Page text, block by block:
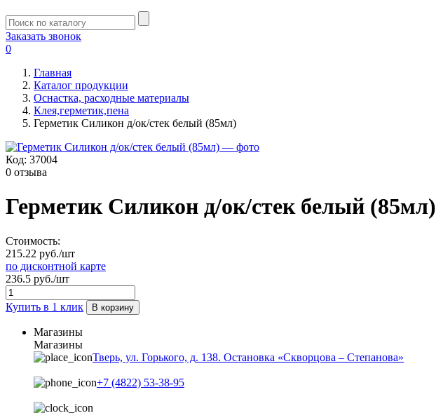
Заказать звонок
0
Главная
Каталог продукции
Оснастка, расходные материалы
Клея,герметик,пена
Герметик Силикон д/ок/стек белый (85мл)
Код: 37004
0 отзыва
Герметик Силикон д/ок/стек белый (85мл)
Стоимость:
215.22 руб./шт
по дисконтной карте
236.5 руб./шт
Купить в 1 клик В корзину
Магазины
Магазины
Тверь, ул. Горького, д. 138. Остановка «Скворцова – Степанова»
+7 (4822) 53-38-95